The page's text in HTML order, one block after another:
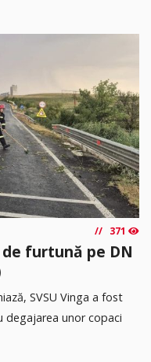
371
furtună pe DN
SVSU Vinga a fost
degajarea unor copaci